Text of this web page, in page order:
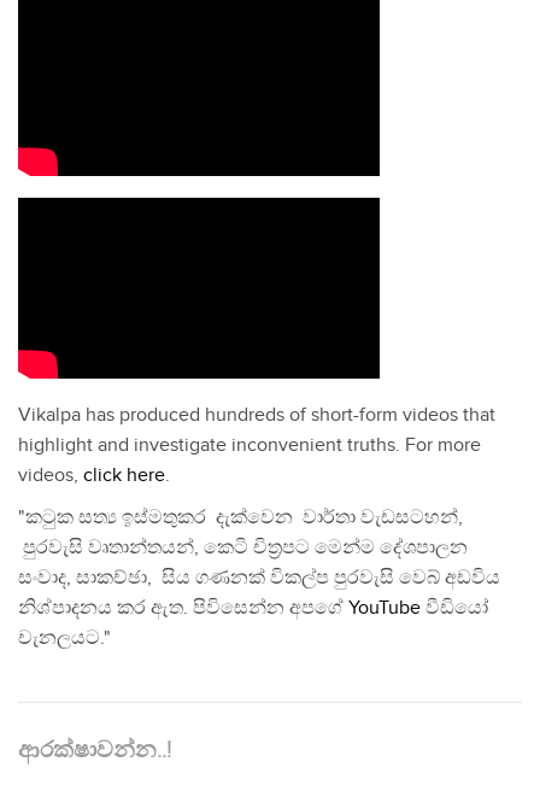
Vikalpa has produced hundreds of short-form videos that
highlight and investigate inconvenient truths. For more
videos, click here.
"කටුක සත්‍ය ඉස්මතුකර දැක්වෙන වාර්තා වැඩසටහන්,
පුරවැසි වෘතාන්තයන්, කෙටි චිත්‍රපට මෙන්ම දේශපාලන
සංවාද, සාකච්ඡා, සිය ගණනක් විකල්ප පුරවැසි වෙබ් අඩවිය
නිශ්පාදනය කර ඇත. පිවිසෙන්න අපගේ YouTube වීඩියෝ
චැනලයට."
ආරක්ෂාවන්න..!